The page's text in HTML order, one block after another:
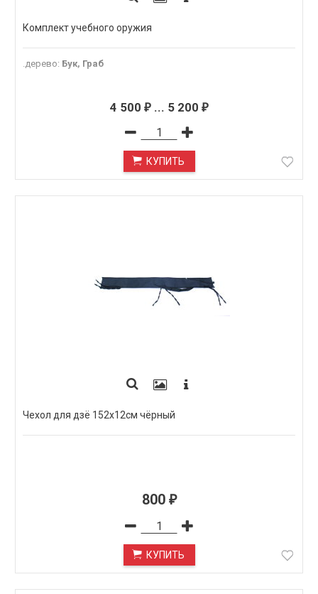
Комплект учебного оружия
.дерево: Бук, Граб
4 500 ₽... 5 200 ₽
КУПИТЬ
Чехол для дзё 152х12см чёрный
800 ₽
КУПИТЬ